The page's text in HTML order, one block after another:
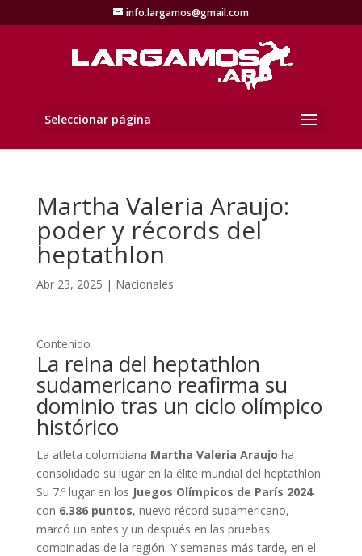
info.largamos@gmail.com
Seleccionar página
Martha Valeria Araujo:
poder y récords del
heptathlon
Abr 23, 2025 | Nacionales
Contenido
La reina del heptathlon
sudamericano reafirma su
dominio tras un ciclo olímpico
histórico
La atleta colombiana Martha Valeria Araujo ha
consolidado su lugar en la élite mundial del heptathlon.
Su 7.º lugar en los Juegos Olímpicos de París 2024
con 6.386 puntos, nuevo récord sudamericano,
marcó un antes y un después en las pruebas
combinadas de la región. Y semanas más tarde, en el